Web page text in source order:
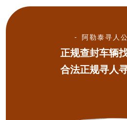
阿勒泰寻人
正规查封车辆
合法正规寻人